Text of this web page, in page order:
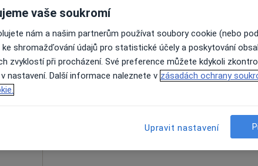
Dnes
8 Srpen
Zítra
9 Srpen
Po
10 Srpen
Út
11
Rezervovat termín
vaše soukromí
nám a našim partnerům používat soubory cookie (nebo
shromažďování údajů pro statistické účely a poskytování
zvyklostí při procházení. Své preference můžete kdykoli
nastavení. Další informace naleznete v zásadách ochrany
Upravit nastavení